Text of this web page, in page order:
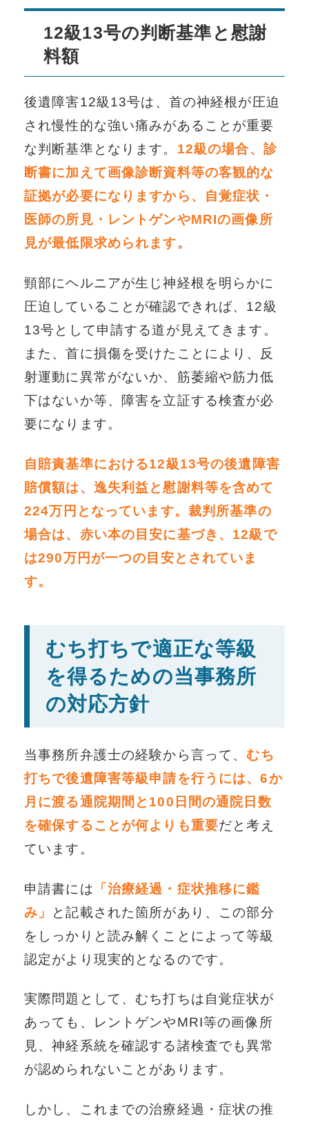
12級13号の判断基準と慰謝
料額
後遺障害12級13号は、首の神経根が圧迫
され慢性的な強い痛みがあることが重要
な判断基準となります。 12級の場合、診
断書に加えて画像診断資料等の客観的な
証拠が必要になりますから、自覚症状・
医師の所見・レントゲンやMRIの画像所
見が最低限求められます。
頸部にヘルニアが生じ神経根を明らかに
圧迫していることが確認できれば、12級
13号として申請する道が見えてきます。
また、首に損傷を受けたことにより、反
射運動に異常がないか、筋萎縮や筋力低
下はないか等、障害を立証する検査が必
要になります。
自賠責基準における12級13号の後遺障害
賠償額は、逸失利益と慰謝料等を含めて
224万円となっています。裁判所基準の
場合は、赤い本の目安に基づき、12級で
は290万円が一つの目安とされていま
す。
むち打ちで適正な等級
を得るための当事務所
の対応方針
当事務所弁護士の経験から言って、 むち
打ちで後遺障害等級申請を行うには、6か
月に渡る通院期間と100日間の通院日数
を確保することが何よりも重要だと考え
ています。
申請書には 「治療経過・症状推移に鑑
み」
と記載された箇所があり、この部分
をしっかりと読み解くことによって等級
認定がより現実的となるのです。
実際問題として、むち打ちは自覚症状が
あっても、レントゲンやMRI等の画像所
見、神経系統を確認する諸検査でも異常
が認められないことがあります。
しかし、これまでの治療経過・症状の推